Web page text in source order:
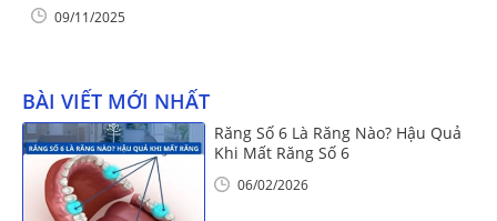
09/11/2025
BÀI VIẾT MỚI NHẤT
Răng Số 6 Là Răng Nào? Hậu Quả
Khi Mất Răng Số 6
06/02/2026